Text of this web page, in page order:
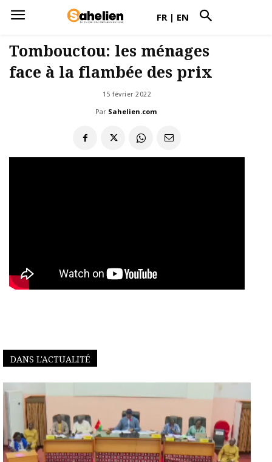
FR | EN
Tombouctou: les ménages
face à la flambée des prix
15 février 2022
Par Sahelien.com
DANS L'ACTUALITÉ